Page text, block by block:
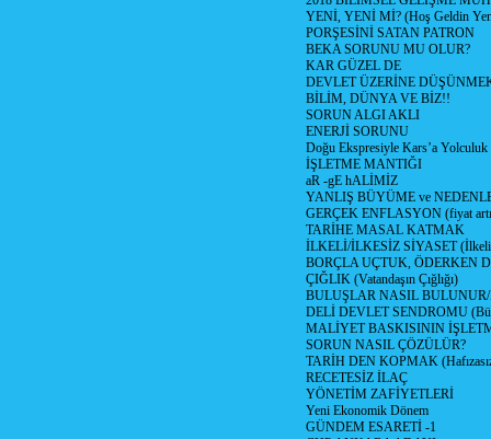
YENİ, YENİ Mİ? (Hoş Geldin
PORŞESİNİ SATAN PATRON
BEKA SORUNU MU OLUR?
KAR GÜZEL DE
DEVLET ÜZERİNE
BİLİM, DÜNYA VE BİZ!!
SORUN ALGI AKLI
ENERJİ SORUNU
Doğu Ekspresiyle Kars’a Yolculuk
İŞLETME MANTIĞI
aR -gE hALİMİZ
YANLIŞ BÜYÜME ve
GERÇEK ENFLASYON (fiyat
TARİHE MASAL KATMAK
İLKELİ/İLKESİZ SİYASET
BORÇLA UÇTUK, ÖDERKEN
ÇIĞLIK (Vatandaşın Çığlığı)
BULUŞLAR NASIL
DELİ DEVLET SENDROMU
MALİYET BASKISININ
SORUN NASIL ÇÖZÜLÜR?
TARİH DEN KOPMAK
RECETESİZ İLAÇ
YÖNETİM ZAFİYETLERİ
Yeni Ekonomik Dönem
GÜNDEM ESARETİ -1